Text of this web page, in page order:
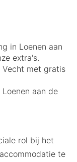
in Loenen aan
extra's.
Vecht met gratis
aan de
rol bij het
te